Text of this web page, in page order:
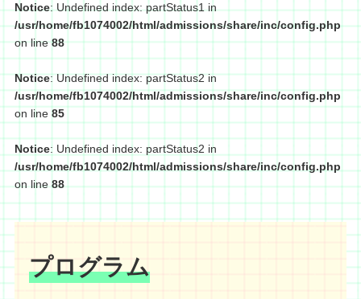
Notice: Undefined index: partStatus1 in
/usr/home/fb1074002/html/admissions/share/inc/config.php
on line88
Notice: Undefined index: partStatus2 in
/usr/home/fb1074002/html/admissions/share/inc/config.php
on line 85
Notice: Undefined index: partStatus2 in
/usr/home/fb1074002/html/admissions/share/inc/config.php
on line88
プログラム